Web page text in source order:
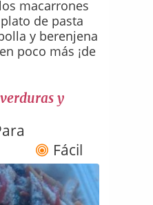
macarrones
de pasta
y berenjena
poco más ¡de
y
Fácil